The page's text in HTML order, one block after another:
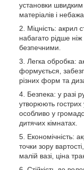
установки
матеріалів і
Міцність: акрил
набагато рідше
безпечними.
Легка обробка:
формується,
різних форм та
Безпека: у разі
утворюють гострих
особливо у
дитячих кімнатах.
Економічність:
точки зору
малій вазі, ціна